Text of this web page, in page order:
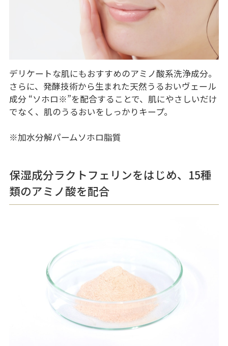
デリケートな肌にもおすすめのアミノ酸系洗浄成分。
さらに、発酵技術から生まれた天然うるおいヴェール
成分 “ソホロ※”を配合することで、肌にやさしいだけ
でなく、肌のうるおいをしっかりキープ。
※加水分解パームソホロ脂質
保湿成分ラクトフェリンをはじめ、15種
類のアミノ酸を配合